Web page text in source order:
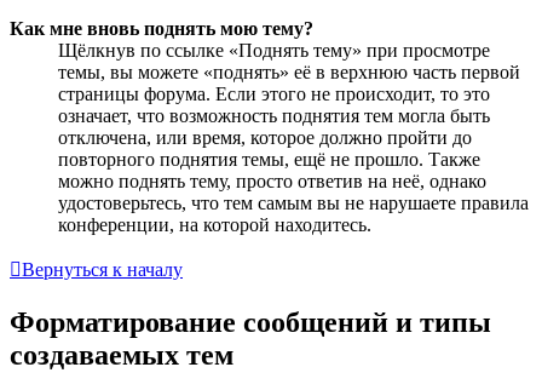
Как мне вновь поднять мою тему?
Щёлкнув по ссылке «Поднять тему» при просмотре
темы, вы можете «поднять» её в верхнюю часть первой
страницы форума. Если этого не происходит, то это
означает, что возможность поднятия тем могла быть
отключена, или время, которое должно пройти до
повторного поднятия темы, ещё не прошло. Также
можно поднять тему, просто ответив на неё, однако
удостоверьтесь, что тем самым вы не нарушаете правила
конференции, на которой находитесь.
Вернуться к началу
Форматирование сообщений и типы
создаваемых тем